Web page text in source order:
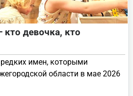
девочка, кто
имен, которыми
области в мае 2026